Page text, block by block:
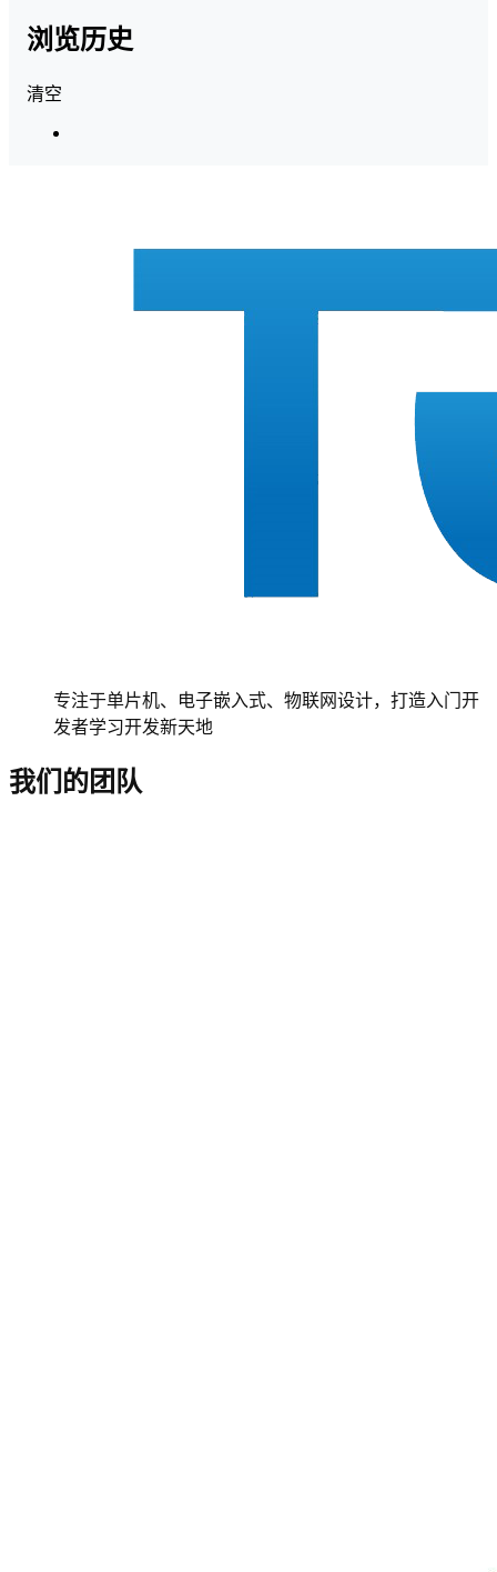
浏览历史
清空
专注于单片机、电子嵌入式、物联网设计，打造入门开
发者学习开发新天地
我们的团队